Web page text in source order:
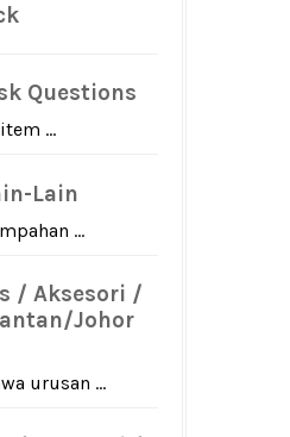
Questions
...
Lain
...
/ Aksesori /
Johor
urusan ...